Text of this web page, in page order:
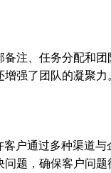
注、任务分配和
强了团队的凝聚力
户通过多种渠道
题，确保客户问题